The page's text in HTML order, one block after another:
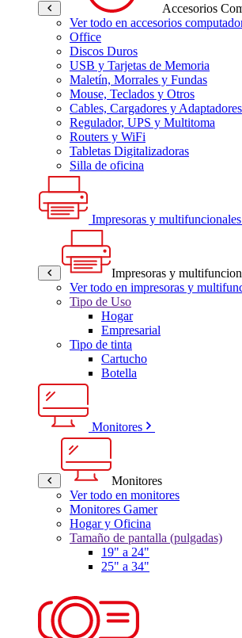
Accesorios
Ver todo en accesorios
Office
Discos Duros
USB y Tarjetas de Memoria
Maletín, Morrales y Fundas
Mouse, Teclados y Otros
Cables, Cargadores y Adaptadores
Regulador, UPS y Multitoma
Routers y WiFi
Tabletas Digitalizadoras
Silla de oficina
Impresoras y multifuncionales
Impresoras y
Ver todo en impresoras y
Tipo de Uso
Hogar
Empresarial
Tipo de tinta
Cartucho
Botella
Monitores
Monitores
Ver todo en monitores
Monitores Gamer
Hogar y Oficina
Tamaño de pantalla (pulgadas)
19" a 24"
25" a 34"